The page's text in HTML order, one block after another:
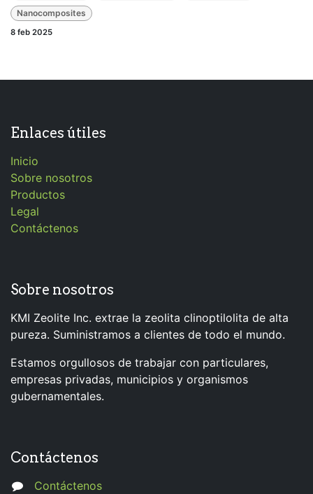
Nanocomposites
8 feb 2025
Enlaces útiles
Inicio
Sobre nosotros
Productos
Legal
Contáctenos
Sobre nosotros
KMI Zeolite Inc. extrae la zeolita clinoptilolita de alta
pureza. Suministramos a clientes de todo el mundo.
Estamos orgullosos de trabajar con particulares,
empresas privadas, municipios y organismos
gubernamentales.
Contáctenos
Contáctenos